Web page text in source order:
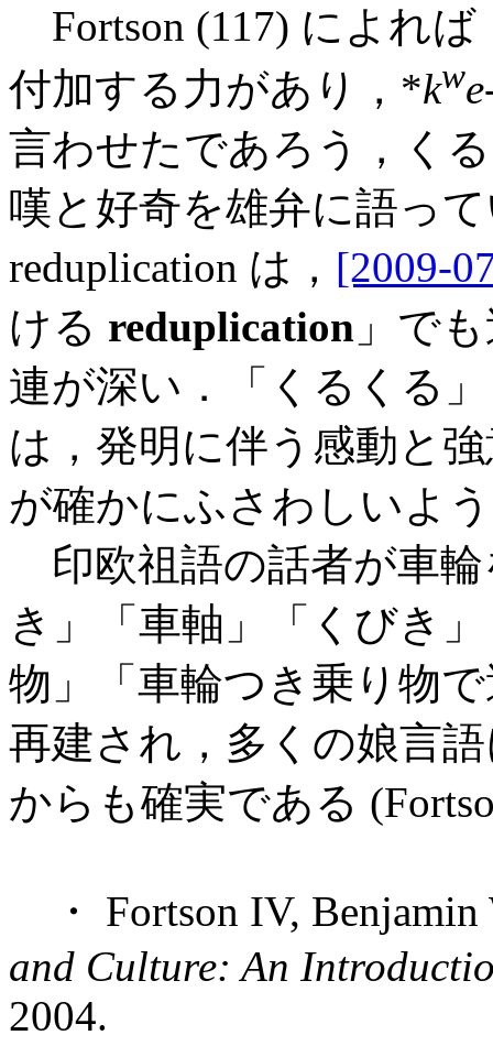
Fortson (117) によれば
付加する力があり，*kw
言わせたであろう，く
嘆と好奇を雄弁に語っ
reduplication は， [2009-
ける reduplication 」で
連が深い．「くるくる
は，発明に伴う感動と
が確かにふさわしいよ
印欧祖語の話者が車
き」「車軸」「くびき
物」「車輪つき乗り物
再建され，多くの娘言
からも確実である
・ Fortson IV,
and Culture: An
2004.